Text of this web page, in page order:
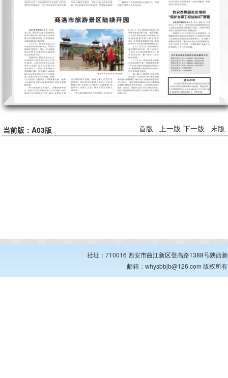
当前版：A03版 首版 上一版 下一版 末版
社址：710016 西安市曲江新区登高路1388号陕西
邮箱：whysbbjb@126.com 版权所